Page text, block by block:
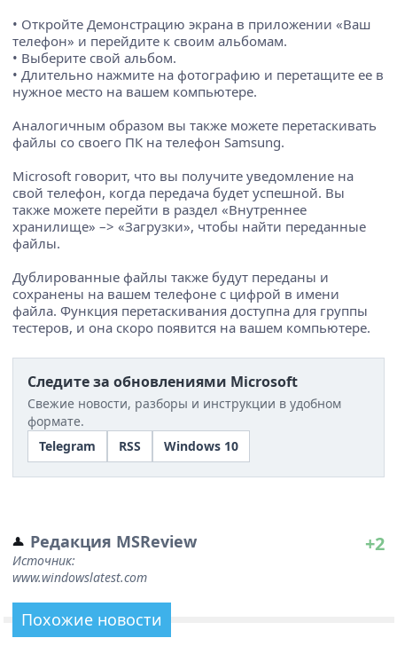
• Откройте Демонстрацию экрана в приложении «Ваш
телефон» и перейдите к своим альбомам.
• Выберите свой альбом.
• Длительно нажмите на фотографию и перетащите ее в
нужное место на вашем компьютере.
Аналогичным образом вы также можете перетаскивать
файлы со своего ПК на телефон Samsung.
Microsoft говорит, что вы получите уведомление на
свой телефон, когда передача будет успешной. Вы
также можете перейти в раздел «Внутреннее
хранилище» –> «Загрузки», чтобы найти переданные
файлы.
Дублированные файлы также будут переданы и
сохранены на вашем телефоне с цифрой в имени
файла. Функция перетаскивания доступна для группы
тестеров, и она скоро появится на вашем компьютере.
Следите за обновлениями Microsoft
Свежие новости, разборы и инструкции в удобном
формате.
Telegram
RSS Windows 10
Редакция MSReview
Источник:
www.windowslatest.com
+2
Похожие новости